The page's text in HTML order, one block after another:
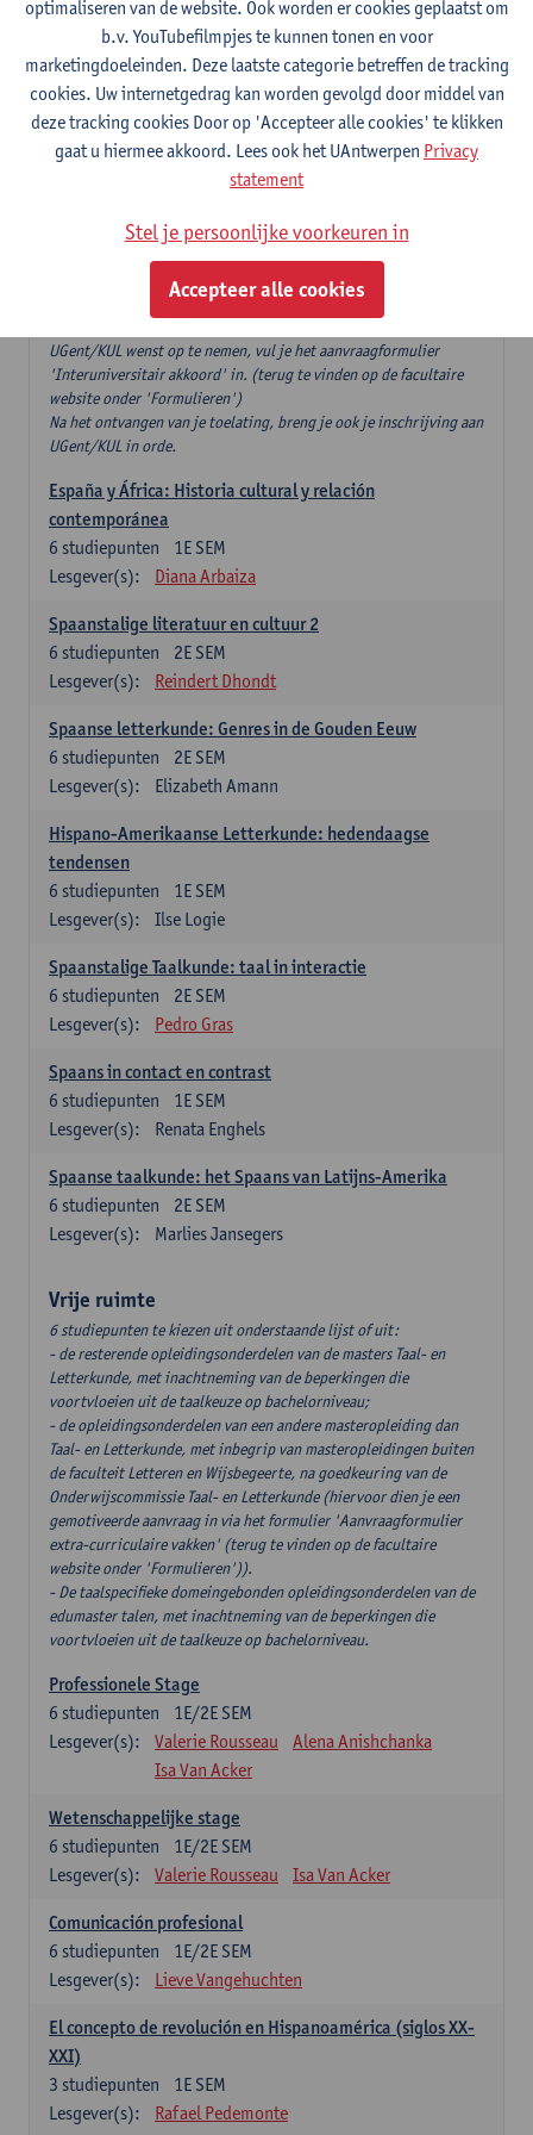
1E SEM
studiepunten
Lesgever(s):
Geert Brône
Taal en geslacht
1E SEM
6studiepunten
Lesgever(s):
Tanja Mortelmans
Spaanse taalkunde en literatuur
opleidingsonderdeel taalkunde en één opleidingsonderdeel
UGent/KUL wenst op te nemen, vul je het aanvraagformulier
'Interuniversitair akkoord' in. (terug te vinden op de facultaire
website onder 'Formulieren')
Na het ontvangen van je toelating, breng je ook je inschrijving aan
UGent/KUL in orde.
España y África: Historia cultural y relación
contemporánea
1E SEM
6 studiepunten
Lesgever(s):
Diana Arbaiza
Spaanstalige literatuur en cultuur 2
2E SEM
6 studiepunten
Lesgever(s):
Reindert Dhondt
Spaanse letterkunde: Genres in de Gouden Eeuw
2E SEM
6 studiepunten
Lesgever(s):
Elizabeth Amann
Hispano-Amerikaanse Letterkunde: hedendaagse
tendensen
1E SEM
6 studiepunten
Lesgever(s):
Ilse Logie
Spaanstalige Taalkunde: taal in interactie
2E SEM
6 studiepunten
Lesgever(s):
Pedro Gras
Spaans in contact en contrast
1E SEM
6 studiepunten
Lesgever(s):
Renata Enghels
Spaanse taalkunde: het Spaans van Latijns-Amerika
2E SEM
6 studiepunten
Lesgever(s):
Marlies Jansegers
Vrije ruimte
6 studiepunten te kiezen uit onderstaande lijst of uit:
- de resterende opleidingsonderdelen van de masters Taal- en
Letterkunde, met inachtneming van de beperkingen die
voortvloeien uit de taalkeuze op bachelorniveau;
- de opleidingsonderdelen van een andere masteropleiding dan
Taal- en Letterkunde, met inbegrip van masteropleidingen buiten
de faculteit Letteren en Wijsbegeerte, na goedkeuring van de
Onderwijscommissie Taal- en Letterkunde (hiervoor dien je een
gemotiveerde aanvraag in via het formulier 'Aanvraagformulier
extra-curriculaire vakken' (terug te vinden op de facultaire
website onder 'Formulieren')).
- De taalspecifieke domeingebonden opleidingsonderdelen van de
edumaster talen, met inachtneming van de beperkingen die
voortvloeien uit de taalkeuze op bachelorniveau.
Professionele Stage
1E/2E SEM
6 studiepunten
Lesgever(s):
Valerie Rousseau
Alena Anishchanka
Isa Van Acker
Wetenschappelijke stage
1E/2E SEM
6 studiepunten
Lesgever(s):
Valerie Rousseau Isa Van Acker
Comunicación profesional
1E/2E SEM
6 studiepunten
Lesgever(s):
Lieve Vangehuchten
El concepto de revolución en Hispanoamérica (siglos XX-
XXI)
1E SEM
3 studiepunten
Lesgever(s):
Rafael Pedemonte
optimaliseren van de website. Ook worden er cookies geplaatst om
b.v. YouTubefilmpjes te kunnen tonen en voor
marketingdoeleinden. Deze laatste categorie betreffen de tracking
cookies. Uw internetgedrag kan worden gevolgd door middel van
deze tracking cookies Door op 'Accepteer alle cookies' te klikken
gaat u hiermee akkoord. Lees ook het UAntwerpen Privacy
statement
Stel je persoonlijke voorkeuren in
Accepteer alle cookies